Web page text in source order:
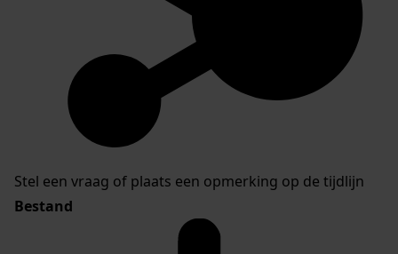
Stel een vraag of plaats een opmerking op de tijdlijn
Bestand